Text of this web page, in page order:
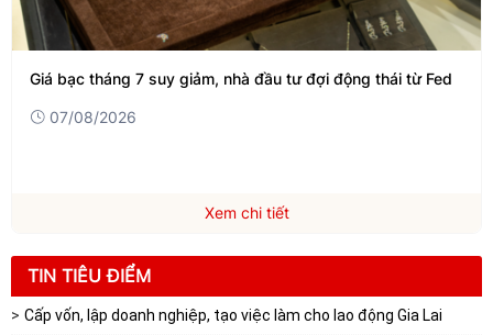
Giá bạc tháng 7 suy giảm, nhà đầu tư đợi động thái từ Fed
07/08/2026
Xem chi tiết
TIN TIÊU ĐIỂM
Cấp vốn, lập doanh nghiệp, tạo việc làm cho lao động Gia Lai